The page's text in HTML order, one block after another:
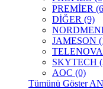
PREMİER
DİĞER (9)
JAMESON
SKYTECH
AOC (0)
Tümünü Göster